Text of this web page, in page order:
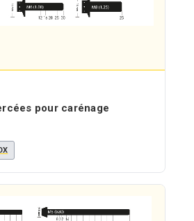
pour carénage